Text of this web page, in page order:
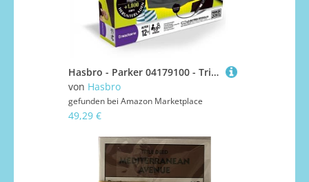
Hasbro - Parker 04179100 - Trivial Pursuit Choice
von Hasbro
gefunden bei Amazon Marketplace
49,29 €